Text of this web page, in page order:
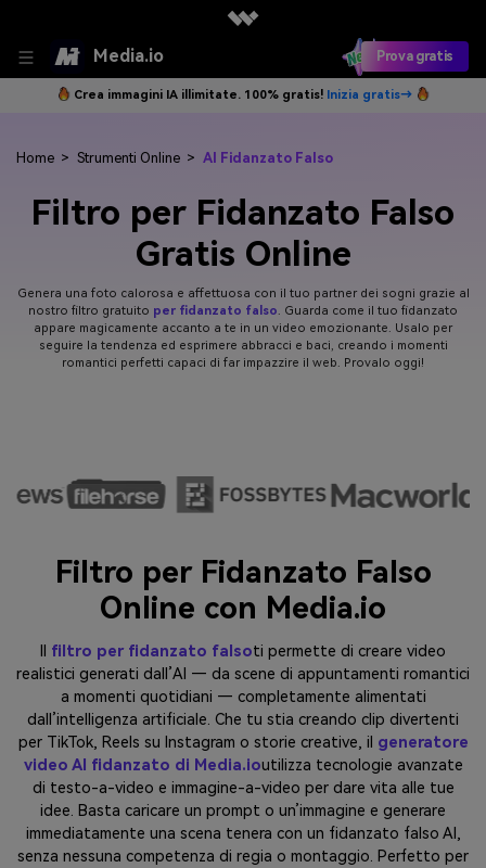
Media.io Prova gratis
Crea immagini IA illimitate. 100% gratis! Inizia gratis→
Home > Strumenti Online > AI Fidanzato Falso
Filtro per Fidanzato Falso
Gratis Online
Genera una foto calorosa e affettuosa con il tuo partner dei sogni grazie al
nostro filtro gratuito per fidanzato falso. Guarda come il tuo fidanzato
appare magicamente accanto a te in un video emozionante. Usalo per
seguire la tendenza ed esprimere abbracci e baci, creando i momenti
romantici perfetti capaci di far impazzire il web. Provalo oggi!
Filtro per Fidanzato Falso
Online con Media.io
filtro per fidanzato falsoti permette di creare video
realistici generati dall’AI — da scene di appuntamenti romantici
a momenti quotidiani — completamente alimentati
dall’intelligenza artificiale. Che tu stia creando clip divertenti
per TikTok, Reels su Instagram o storie creative, il generatore
video AI fidanzato di Media.ioutilizza tecnologie avanzate
di testo-a-video e immagine-a-video per dare vita alle tue
idee. Basta caricare un prompt o un’immagine e generare
immediatamente una scena tenera con un fidanzato falso AI,
senza nessuna competenza di regia o montaggio. Perfetto per